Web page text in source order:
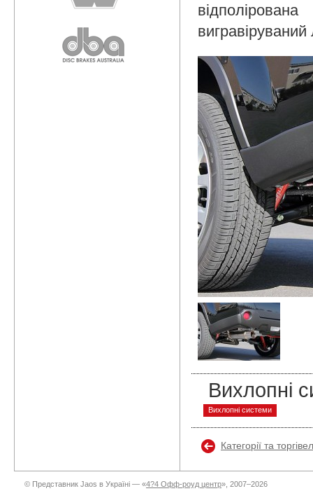
Вихлопні
Вихлопні системи
Категорії та
© Представник Jaos в Україні — «4?4 Офф-роуд центр», 2007–2026